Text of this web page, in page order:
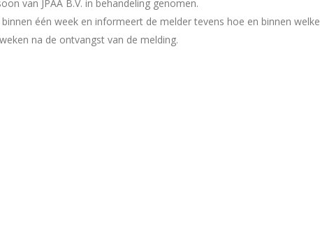
van JPAA B.V. in behandeling genomen.
één week en informeert de melder tevens hoe en binnen
na de ontvangst van de melding.